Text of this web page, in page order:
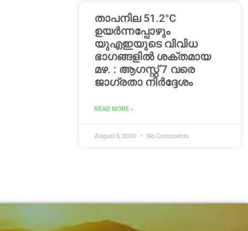
താപനില 51.2°C
ഉയർന്നപ്പോഴും
യുഎഇയുടെ വിവിധ
ഭാഗങ്ങളിൽ ശക്തമായ
മഴ. : ആഗസ്റ്റ് 7 വരെ
ജാഗ്രതാ നിർദ്ദേശം
READ MORE »
August 5, 2026 No Comments